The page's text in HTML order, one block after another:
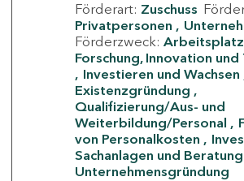
Förderart: Zuschuss
Privatpersonen
Förderzweck:
Forschung, Innovation
Investieren und Wachsen
Existenzgründung
Qualifizierung/Aus- und
Weiterbildung/Personal
von Personalkosten
Sachanlagen und Beratung
Unternehmensgründung